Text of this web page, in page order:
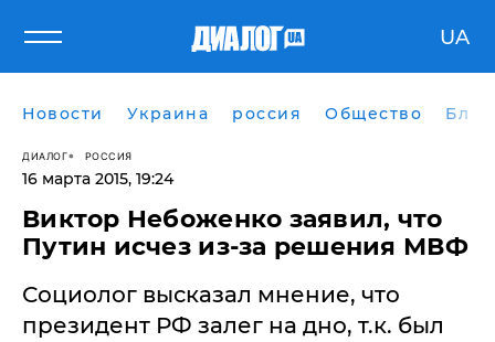
UA
Новости Украина россия Общество
ДИАЛОГ РОССИЯ
16 марта 2015, 19:24
Виктор Небоженко заявил, что
Путин исчез из-за решения МВФ
Социолог высказал мнение, что
президент РФ залег на дно, т.к. был